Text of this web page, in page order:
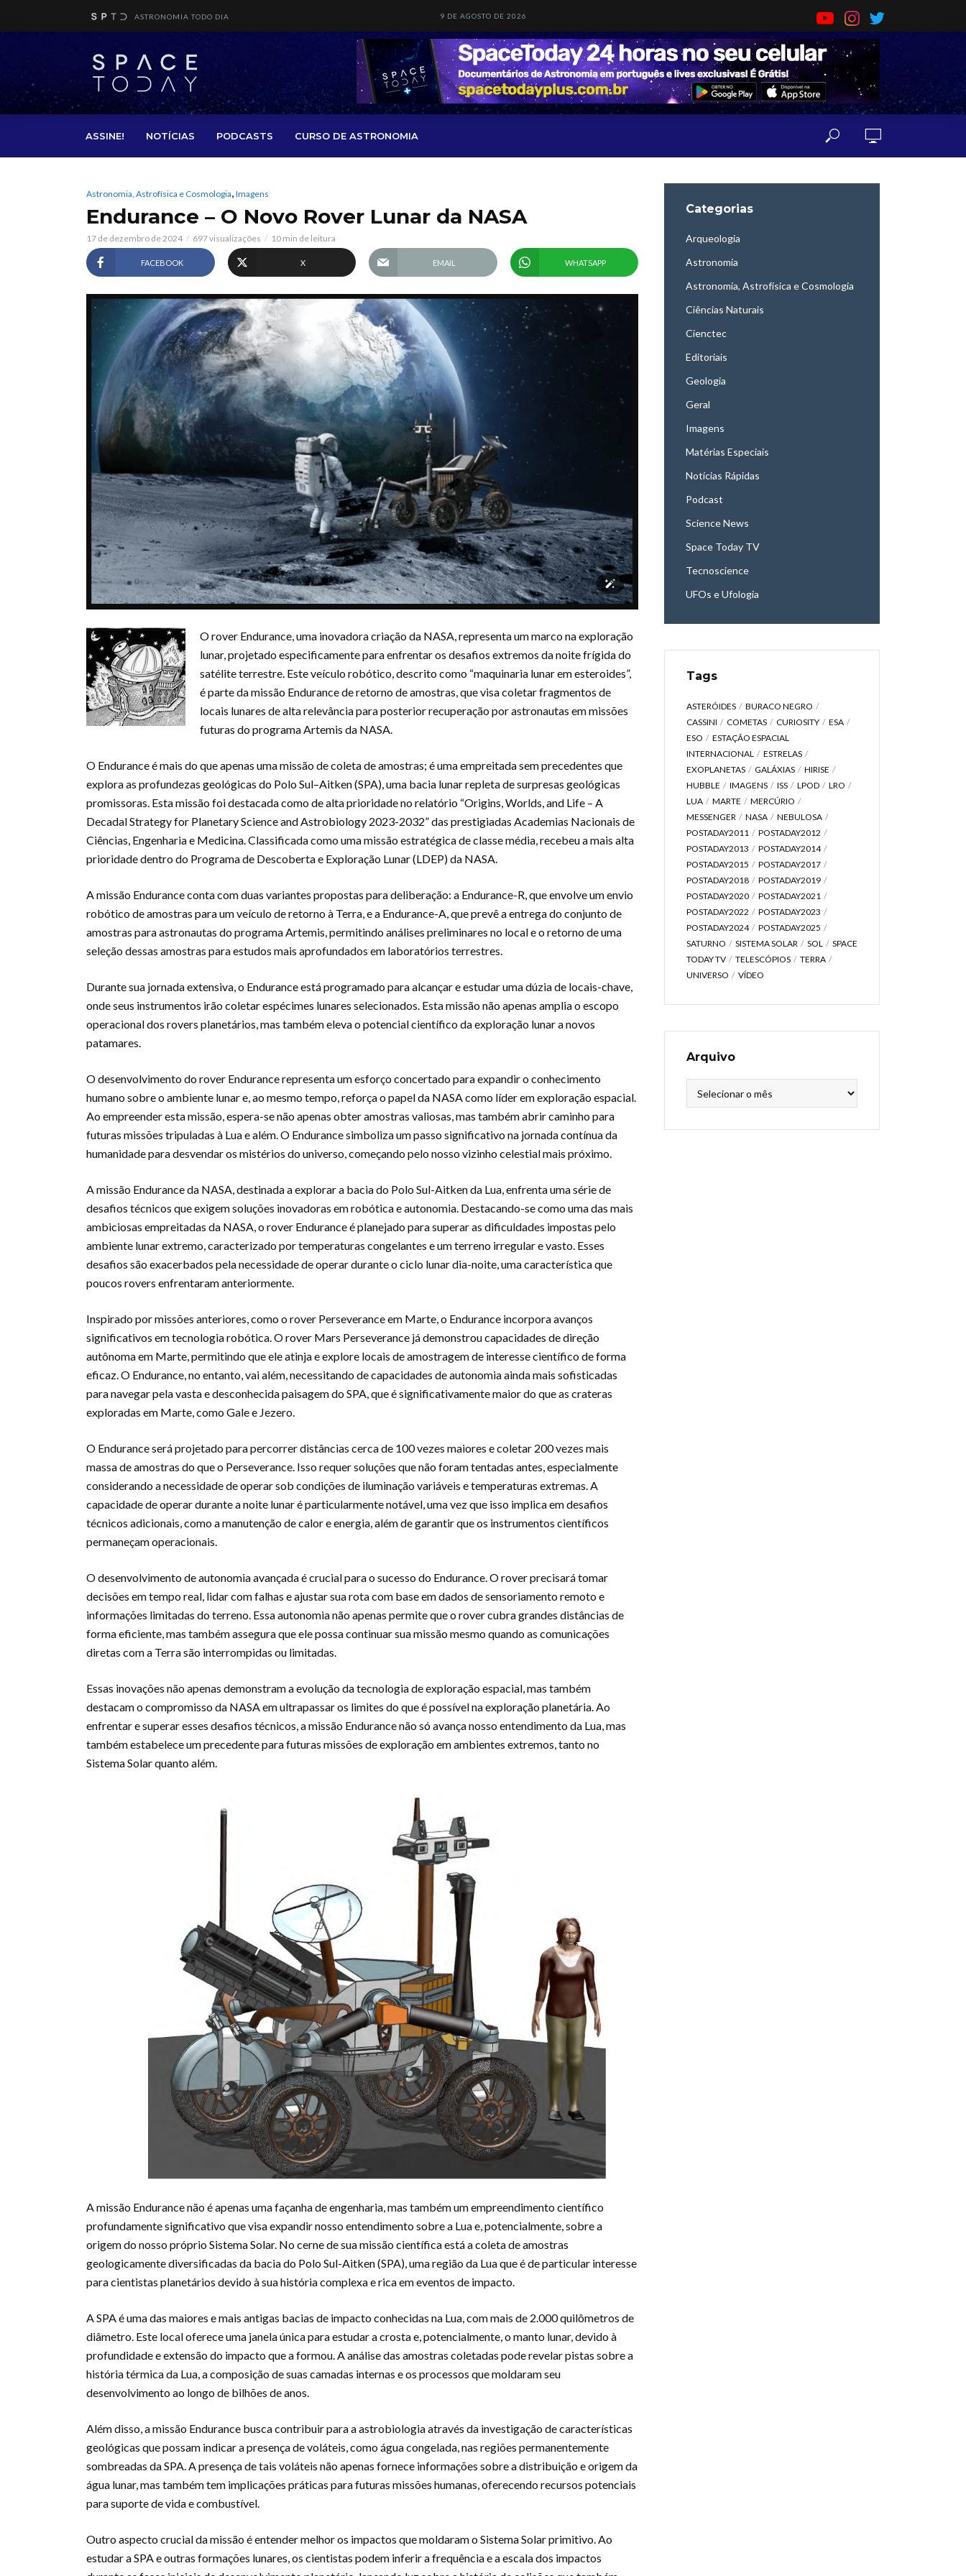
ASTRONOMIA TODO DIA 9 DE AGOSTO DE 2026
ASSINE! NOTÍCIAS PODCASTS CURSO DE ASTRONOMIA
Astronomia, Astrofísica e Cosmologia, Imagens
Endurance – O Novo Rover Lunar da NASA
17 de dezembro de 2024 697 visualizações 10 min de leitura
FACEBOOK X EMAIL WHATSAPP
O rover Endurance, uma inovadora criação da NASA, representa um marco na exploração
lunar, projetado especificamente para enfrentar os desafios extremos da noite frígida do
satélite terrestre. Este veículo robótico, descrito como “maquinaria lunar em esteroides”,
é parte da missão Endurance de retorno de amostras, que visa coletar fragmentos de
locais lunares de alta relevância para posterior recuperação por astronautas em missões
futuras do programa Artemis da NASA.
O Endurance é mais do que apenas uma missão de coleta de amostras; é uma empreitada sem precedentes que
explora as profundezas geológicas do Polo Sul–Aitken (SPA), uma bacia lunar repleta de surpresas geológicas
promissoras. Esta missão foi destacada como de alta prioridade no relatório “Origins, Worlds, and Life – A
Decadal Strategy for Planetary Science and Astrobiology 2023-2032” das prestigiadas Academias Nacionais de
Ciências, Engenharia e Medicina. Classificada como uma missão estratégica de classe média, recebeu a mais alta
prioridade dentro do Programa de Descoberta e Exploração Lunar (LDEP) da NASA.
A missão Endurance conta com duas variantes propostas para deliberação: a Endurance-R, que envolve um envio
robótico de amostras para um veículo de retorno à Terra, e a Endurance-A, que prevê a entrega do conjunto de
amostras para astronautas do programa Artemis, permitindo análises preliminares no local e o retorno de uma
seleção dessas amostras para estudos mais aprofundados em laboratórios terrestres.
Durante sua jornada extensiva, o Endurance está programado para alcançar e estudar uma dúzia de locais-chave,
onde seus instrumentos irão coletar espécimes lunares selecionados. Esta missão não apenas amplia o escopo
operacional dos rovers planetários, mas também eleva o potencial científico da exploração lunar a novos
patamares.
O desenvolvimento do rover Endurance representa um esforço concertado para expandir o conhecimento
humano sobre o ambiente lunar e, ao mesmo tempo, reforça o papel da NASA como líder em exploração espacial.
Ao empreender esta missão, espera-se não apenas obter amostras valiosas, mas também abrir caminho para
futuras missões tripuladas à Lua e além. O Endurance simboliza um passo significativo na jornada contínua da
humanidade para desvendar os mistérios do universo, começando pelo nosso vizinho celestial mais próximo.
A missão Endurance da NASA, destinada a explorar a bacia do Polo Sul-Aitken da Lua, enfrenta uma série de
desafios técnicos que exigem soluções inovadoras em robótica e autonomia. Destacando-se como uma das mais
ambiciosas empreitadas da NASA, o rover Endurance é planejado para superar as dificuldades impostas pelo
ambiente lunar extremo, caracterizado por temperaturas congelantes e um terreno irregular e vasto. Esses
desafios são exacerbados pela necessidade de operar durante o ciclo lunar dia-noite, uma característica que
poucos rovers enfrentaram anteriormente.
Inspirado por missões anteriores, como o rover Perseverance em Marte, o Endurance incorpora avanços
significativos em tecnologia robótica. O rover Mars Perseverance já demonstrou capacidades de direção
autônoma em Marte, permitindo que ele atinja e explore locais de amostragem de interesse científico de forma
eficaz. O Endurance, no entanto, vai além, necessitando de capacidades de autonomia ainda mais sofisticadas
para navegar pela vasta e desconhecida paisagem do SPA, que é significativamente maior do que as crateras
exploradas em Marte, como Gale e Jezero.
O Endurance será projetado para percorrer distâncias cerca de 100 vezes maiores e coletar 200 vezes mais
massa de amostras do que o Perseverance. Isso requer soluções que não foram tentadas antes, especialmente
considerando a necessidade de operar sob condições de iluminação variáveis e temperaturas extremas. A
capacidade de operar durante a noite lunar é particularmente notável, uma vez que isso implica em desafios
técnicos adicionais, como a manutenção de calor e energia, além de garantir que os instrumentos científicos
permaneçam operacionais.
O desenvolvimento de autonomia avançada é crucial para o sucesso do Endurance. O rover precisará tomar
decisões em tempo real, lidar com falhas e ajustar sua rota com base em dados de sensoriamento remoto e
informações limitadas do terreno. Essa autonomia não apenas permite que o rover cubra grandes distâncias de
forma eficiente, mas também assegura que ele possa continuar sua missão mesmo quando as comunicações
diretas com a Terra são interrompidas ou limitadas.
Essas inovações não apenas demonstram a evolução da tecnologia de exploração espacial, mas também
destacam o compromisso da NASA em ultrapassar os limites do que é possível na exploração planetária. Ao
enfrentar e superar esses desafios técnicos, a missão Endurance não só avança nosso entendimento da Lua, mas
também estabelece um precedente para futuras missões de exploração em ambientes extremos, tanto no
Sistema Solar quanto além.
A missão Endurance não é apenas uma façanha de engenharia, mas também um empreendimento científico
profundamente significativo que visa expandir nosso entendimento sobre a Lua e, potencialmente, sobre a
origem do nosso próprio Sistema Solar. No cerne de sua missão científica está a coleta de amostras
geologicamente diversificadas da bacia do Polo Sul-Aitken (SPA), uma região da Lua que é de particular interesse
para cientistas planetários devido à sua história complexa e rica em eventos de impacto.
A SPA é uma das maiores e mais antigas bacias de impacto conhecidas na Lua, com mais de 2.000 quilômetros de
diâmetro. Este local oferece uma janela única para estudar a crosta e, potencialmente, o manto lunar, devido à
profundidade e extensão do impacto que a formou. A análise das amostras coletadas pode revelar pistas sobre a
história térmica da Lua, a composição de suas camadas internas e os processos que moldaram seu
desenvolvimento ao longo de bilhões de anos.
Além disso, a missão Endurance busca contribuir para a astrobiologia através da investigação de características
geológicas que possam indicar a presença de voláteis, como água congelada, nas regiões permanentemente
sombreadas da SPA. A presença de tais voláteis não apenas fornece informações sobre a distribuição e origem da
água lunar, mas também tem implicações práticas para futuras missões humanas, oferecendo recursos potenciais
para suporte de vida e combustível.
Outro aspecto crucial da missão é entender melhor os impactos que moldaram o Sistema Solar primitivo. Ao
estudar a SPA e outras formações lunares, os cientistas podem inferir a frequência e a escala dos impactos
Categorias
Arqueologia
Astronomia
Astronomia, Astrofísica e Cosmologia
Ciências Naturais
Cienctec
Editoriais
Geologia
Geral
Imagens
Matérias Especiais
Notícias Rápidas
Podcast
Science News
Space Today TV
Tecnoscience
UFOs e Ufologia
Tags
ASTERÓIDES
BURACO NEGRO
CASSINI
COMETAS CURIOSITY
ESA
ESO
ESTAÇÃO ESPACIAL
INTERNACIONAL
ESTRELAS
EXOPLANETAS
GALÁXIAS
HIRISE
HUBBLE
IMAGENS ISS LPOD
LRO
LUA
MARTE
MERCÚRIO
MESSENGER
NASA
NEBULOSA
POSTADAY2011
POSTADAY2012
POSTADAY2013
POSTADAY2014
POSTADAY2015
POSTADAY2017
POSTADAY2018
POSTADAY2019
POSTADAY2020
POSTADAY2021
POSTADAY2022
POSTADAY2023
POSTADAY2024
POSTADAY2025
SATURNO
SISTEMA SOLAR SOL
SPACE
TODAY TV
TELESCÓPIOS
TERRA
UNIVERSO
VÍDEO
Arquivo